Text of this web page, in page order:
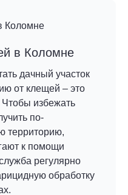
в Коломне
дачный участок
от клещей – это
Чтобы избежать
по-
территорию,
к помощи
регулярно
обработку